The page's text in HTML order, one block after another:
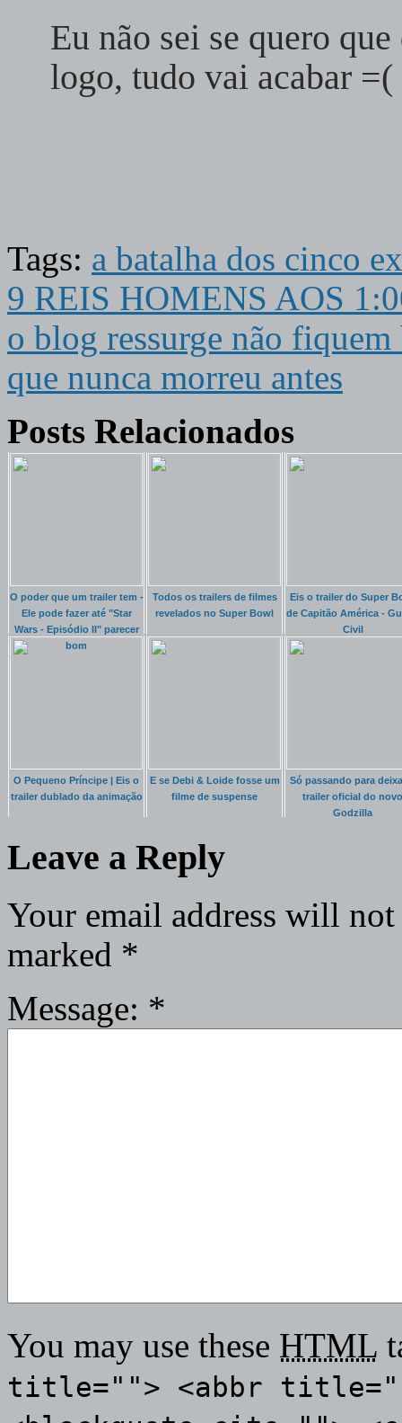
Eu não sei se quero
logo, tudo vai acabar =(
Tags: a batalha dos cinco
9 REIS HOMENS AOS
o blog ressurge não fiquem
que nunca morreu antes
Posts Relacionados
O poder que um trailer tem -
Ele pode fazer até "Star
Wars - Episódio II" parecer
bom
Todos os trailers de filmes
revelados no Super Bowl
Eis o trailer do Super
de Capitão América -
Civil
O Pequeno Príncipe | Eis o
trailer dublado da animação
E se Debi & Loide fosse um
filme de suspense
Só passando para
trailer oficial do novo
Godzilla
Leave a Reply
Your email address will
marked *
Message: *
You may use these HTML
title=""> <abbr